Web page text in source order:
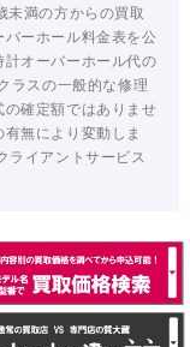
未満の方からの買取
ーホール料金表を公
オーバーホール代の
ラスの一般的な修理
確定額ではありませ
無により変動しま
ライアントサービス